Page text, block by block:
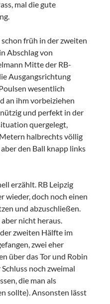
mal die gute
früh in der zweiten
Abschlag von
Mitte der RB-
Ausgangsrichtung
wesentlich
an ihm vorbeiziehen
und perfekt in der
quergelegt,
halbrechts völlig
den Ball knapp links
erzählt. RB Leipzig
wieder, doch noch einen
und abzuschließen.
nicht heraus.
zweiten Hälfte im
zwei eher
über das Tor und Robin
noch zweimal
die man als
sollte). Ansonsten lässt